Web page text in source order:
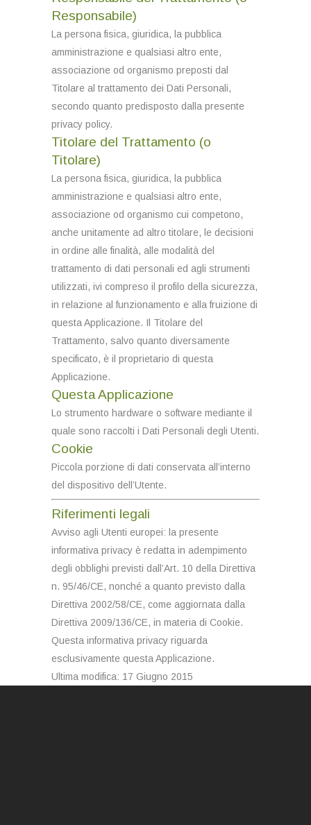
Responsabile)
La persona fisica, giuridica, la pubblica
amministrazione e qualsiasi altro ente,
associazione od organismo preposti dal
Titolare al trattamento dei Dati Personali,
secondo quanto predisposto dalla presente
privacy policy.
Titolare del Trattamento (o
Titolare)
La persona fisica, giuridica, la pubblica
amministrazione e qualsiasi altro ente,
associazione od organismo cui competono,
anche unitamente ad altro titolare, le decisioni
in ordine alle finalità, alle modalità del
trattamento di dati personali ed agli strumenti
utilizzati, ivi compreso il profilo della sicurezza,
in relazione al funzionamento e alla fruizione di
questa Applicazione. Il Titolare del
Trattamento, salvo quanto diversamente
specificato, è il proprietario di questa
Applicazione.
Questa Applicazione
Lo strumento hardware o software mediante il
quale sono raccolti i Dati Personali degli Utenti.
Cookie
Piccola porzione di dati conservata all’interno
del dispositivo dell’Utente.
Riferimenti legali
Avviso agli Utenti europei: la presente
informativa privacy è redatta in adempimento
degli obblighi previsti dall’Art. 10 della Direttiva
n. 95/46/CE, nonché a quanto previsto dalla
Direttiva 2002/58/CE, come aggiornata dalla
Direttiva 2009/136/CE, in materia di Cookie.
Questa informativa privacy riguarda
esclusivamente questa Applicazione.
Ultima modifica: 17 Giugno 2015